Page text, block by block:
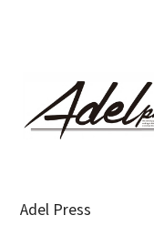
Adel Press